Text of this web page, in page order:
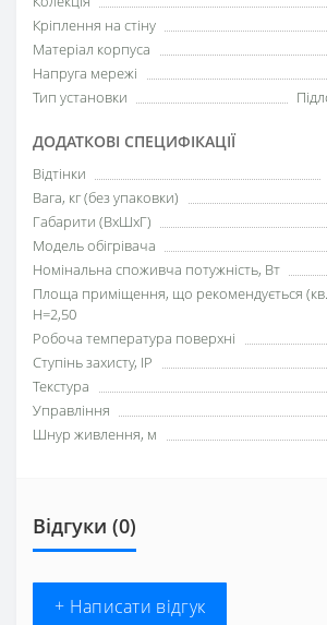
Кріплення на стіну
Матеріал корпуса
Напруга мережі
Тип установки
ДОДАТКОВІ СПЕЦИФІКАЦІЇ
Відтінки
Вага, кг (без упаковки)
Габарити (ВхШхГ)
Модель обігрівача
Номінальна споживча потужність, Вт
Площа приміщення, що рекомендується
H=2,50
Робоча температура поверхні
Ступінь захисту, IP
Текстура
Управління
Шнур живлення, м
Відгуки (0)
+ Написати відгук